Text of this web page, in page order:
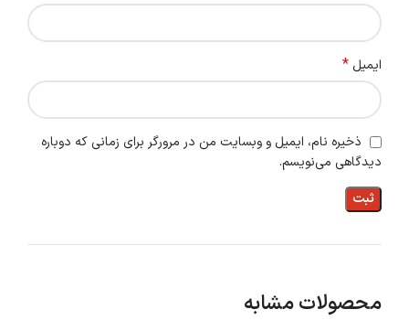
ایمیل *
ذخیره نام، ایمیل و وبسایت من در مرورگر برای زمانی که دوباره
دیدگاهی می‌نویسم.
محصولات مشابه